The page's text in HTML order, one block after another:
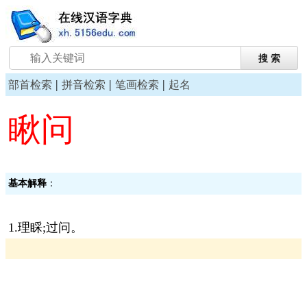
部首检索 | 拼音检索 | 笔画检索 | 起名
瞅问
基本解释 ：
1.理睬;过问。